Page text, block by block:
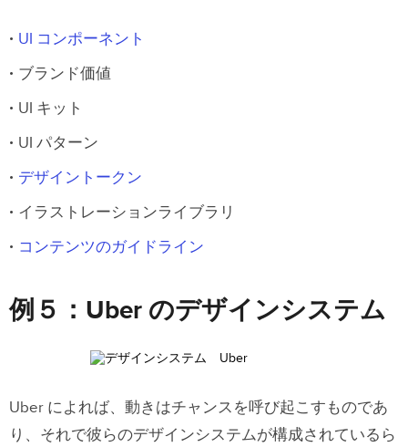
UI コンポーネント
ブランド価値
UI キット
UI パターン
デザイントークン
イラストレーションライブラリ
コンテンツのガイドライン
例５：Uber のデザインシステム
Uber によれば、動きはチャンスを呼び起こすものであ
り、それで彼らのデザインシステムが構成されているら